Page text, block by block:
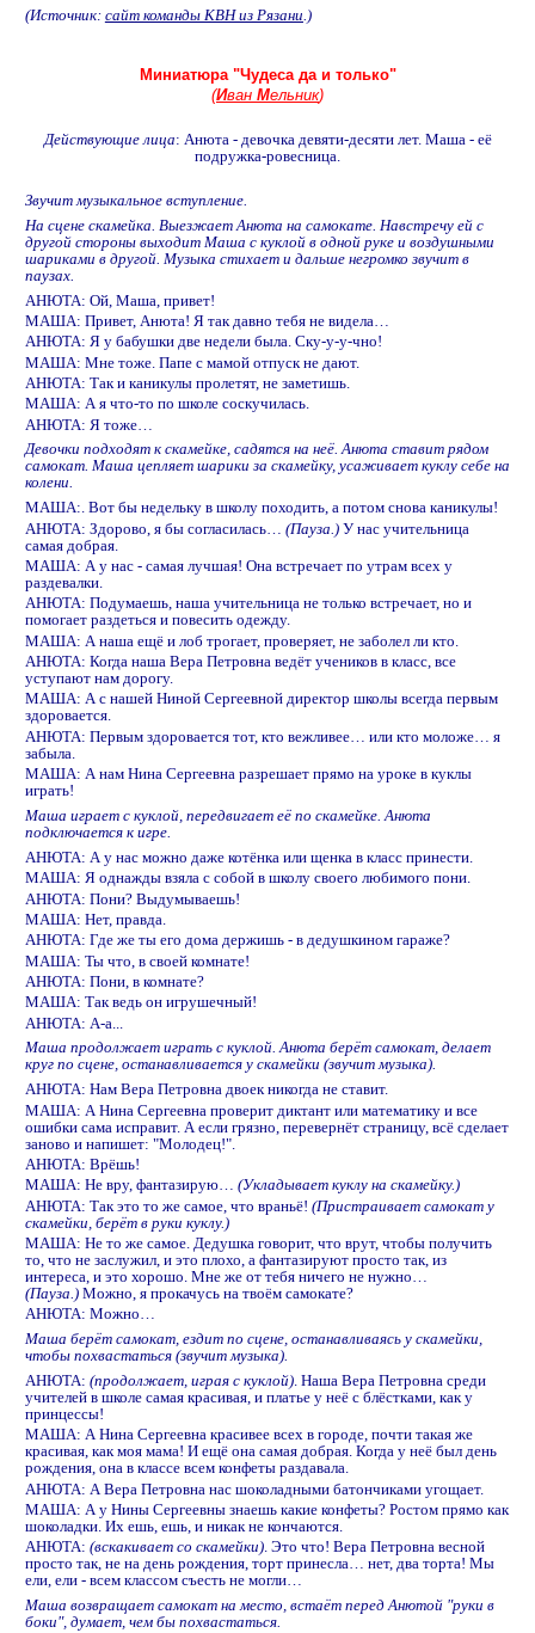
(Источник: сайт команды КВН из Рязани .)
Миниатюра "Чудеса да и только"
(Иван Мельник)
Действующие лица: Анюта - девочка девяти-десяти лет. Маша - её
подружка-ровесница.
Звучит музыкальное вступление.
На сцене скамейка. Выезжает Анюта на самокате. Навстречу ей с
другой стороны выходит Маша с куклой в одной руке и воздушными
шариками в другой. Музыка стихает и дальше негромко звучит в
паузах.
АНЮТА: Ой, Маша, привет!
МАША: Привет, Анюта! Я так давно тебя не видела…
АНЮТА: Я у бабушки две недели была. Ску-у-у-чно!
МАША: Мне тоже. Папе с мамой отпуск не дают.
АНЮТА: Так и каникулы пролетят, не заметишь.
МАША: А я что-то по школе соскучилась.
АНЮТА: Я тоже…
Девочки подходят к скамейке, садятся на неё. Анюта ставит рядом
самокат. Маша цепляет шарики за скамейку, усаживает куклу себе на
колени.
МАША:. Вот бы недельку в школу походить, а потом снова каникулы!
АНЮТА: Здорово, я бы согласилась… (Пауза.)У нас учительница
самая добрая.
МАША: А у нас - самая лучшая! Она встречает по утрам всех у
раздевалки.
АНЮТА: Подумаешь, наша учительница не только встречает, но и
помогает раздеться и повесить одежду.
МАША: А наша ещё и лоб трогает, проверяет, не заболел ли кто.
АНЮТА: Когда наша Вера Петровна ведёт учеников в класс, все
уступают нам дорогу.
МАША: А с нашей Ниной Сергеевной директор школы всегда первым
здоровается.
АНЮТА: Первым здоровается тот, кто вежливее… или кто моложе… я
забыла.
МАША: А нам Нина Сергеевна разрешает прямо на уроке в куклы
играть!
Маша играет с куклой, передвигает её по скамейке. Анюта
подключается к игре.
АНЮТА: А у нас можно даже котёнка или щенка в класс принести.
МАША: Я однажды взяла с собой в школу своего любимого пони.
АНЮТА: Пони? Выдумываешь!
МАША: Нет, правда.
АНЮТА: Где же ты его дома держишь - в дедушкином гараже?
МАША: Ты что, в своей комнате!
АНЮТА: Пони, в комнате?
МАША: Так ведь он игрушечный!
АНЮТА: А-а...
Маша продолжает играть с куклой. Анюта берёт самокат, делает
круг по сцене, останавливается у скамейки (звучит музыка).
АНЮТА: Нам Вера Петровна двоек никогда не ставит.
МАША: А Нина Сергеевна проверит диктант или математику и все
ошибки сама исправит. А если грязно, перевернёт страницу, всё сделает
заново и напишет: "Молодец!".
АНЮТА: Врёшь!
МАША: Не вру, фантазирую… (Укладывает куклу на скамейку.)
АНЮТА: Так это то же самое, что враньё! (Пристраивает самокат у
скамейки, берёт в руки куклу.)
МАША: Не то же самое. Дедушка говорит, что врут, чтобы получить
то, что не заслужил, и это плохо, а фантазируют просто так, из
интереса, и это хорошо. Мне же от тебя ничего не нужно…
(Пауза.)Можно, я прокачусь на твоём самокате?
АНЮТА: Можно…
Маша берёт самокат, ездит по сцене, останавливаясь у скамейки,
чтобы похвастаться (звучит музыка).
АНЮТА: (продолжает, играя с куклой). Наша Вера Петровна среди
учителей в школе самая красивая, и платье у неё с блёстками, как у
принцессы!
МАША: А Нина Сергеевна красивее всех в городе, почти такая же
красивая, как моя мама! И ещё она самая добрая. Когда у неё был день
рождения, она в классе всем конфеты раздавала.
АНЮТА: А Вера Петровна нас шоколадными батончиками угощает.
МАША: А у Нины Сергеевны знаешь какие конфеты? Ростом прямо как
шоколадки. Их ешь, ешь, и никак не кончаются.
АНЮТА: (вскакивает со скамейки). Это что! Вера Петровна весной
просто так, не на день рождения, торт принесла… нет, два торта! Мы
ели, ели - всем классом съесть не могли…
Маша возвращает самокат на место, встаёт перед Анютой "руки в
боки", думает, чем бы похвастаться.